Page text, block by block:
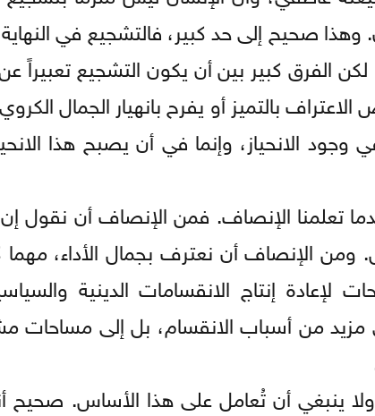
صحيح إلى حد كبير، فالتشجيع في
الفرق كبير بين أن يكون التشجيع
بالتميز أو يفرح بانهيار الجمال
الانحياز، وإنما في أن يصبح هذا
تعلمنا الإنصاف. فمن الإنصاف أن نقول
ومن الإنصاف أن نعترف بجمال الأداء،
لإعادة إنتاج الانقسامات الدينية
مزيد من أسباب الانقسام، بل إلى
ينبغي أن تُعامل على هذا الأساس. صحيح